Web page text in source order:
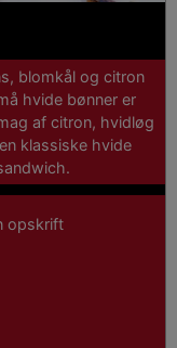
blomkål og citron
hvide bønner er
af citron, hvidløg
klassiske hvide
opskrift